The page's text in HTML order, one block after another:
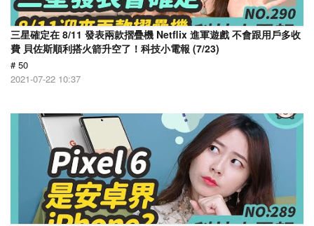
三星確定在 8/11 發表兩款摺疊機 Netflix 進軍遊戲 不會跟用戶多收
費 貝佐斯順利搭火箭升空了！科技小電報 (7/23)
# 50
2021-07-22 10:37